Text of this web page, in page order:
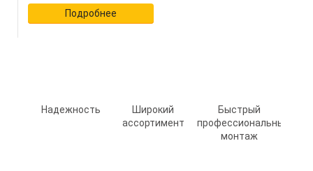
Подробнее
Надежность
Широкий
ассортимент
Быстрый
профессиональный
монтаж